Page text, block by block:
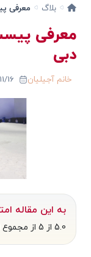
بلاگ معرفی
معرفی
دبی
خانم آجیلیان
به این مقاله
5.0 از 5 از مجموع 1 امتیاز